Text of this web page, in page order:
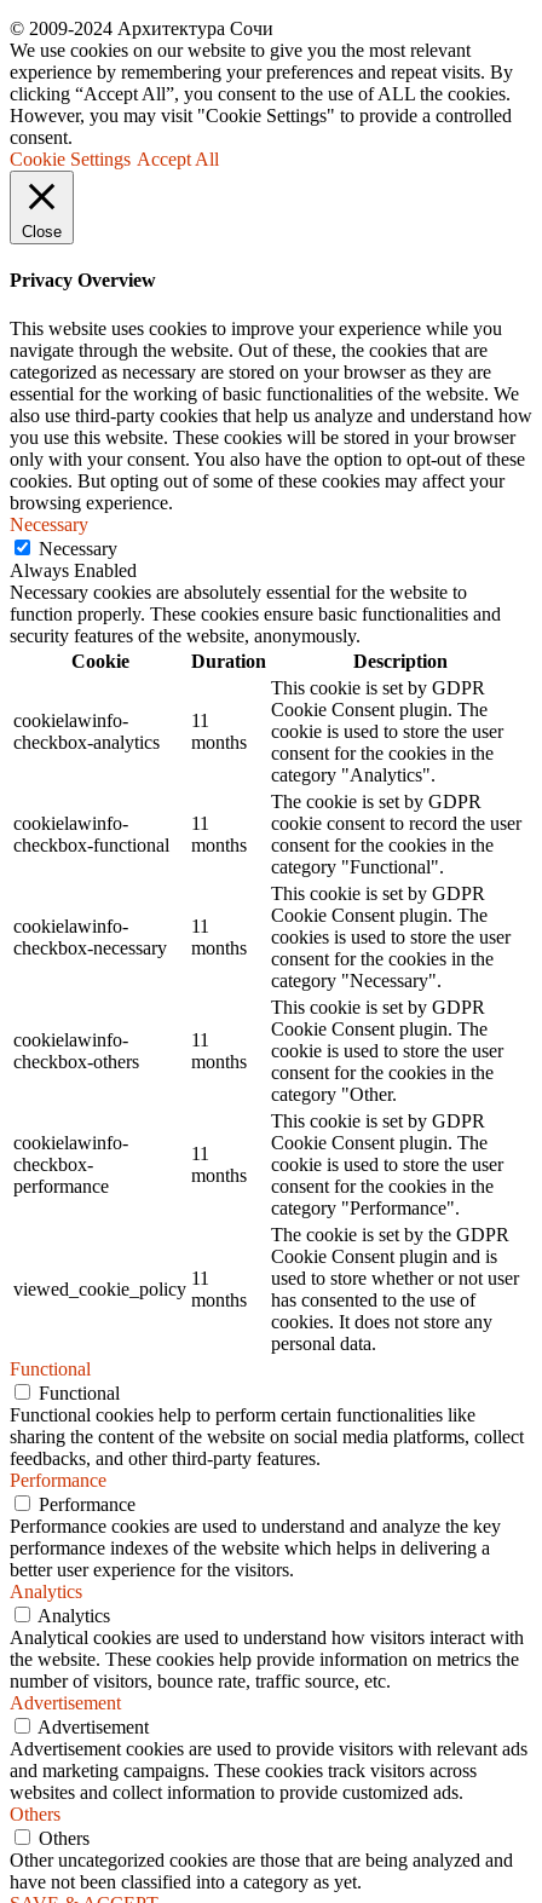
© 2009-2024 Архитектура Сочи
We use cookies on our website to give you the most relevant
experience by remembering your preferences and repeat visits. By
clicking “Accept All”, you consent to the use of ALL the cookies.
However, you may visit "Cookie Settings" to provide a controlled
consent.
Cookie Settings Accept All
Close
Privacy Overview
This website uses cookies to improve your experience while you
navigate through the website. Out of these, the cookies that are
categorized as necessary are stored on your browser as they are
essential for the working of basic functionalities of the website. We
also use third-party cookies that help us analyze and understand how
you use this website. These cookies will be stored in your browser
only with your consent. You also have the option to opt-out of these
cookies. But opting out of some of these cookies may affect your
browsing experience.
Necessary
Necessary
Always Enabled
Necessary cookies are absolutely essential for the website to
function properly. These cookies ensure basic functionalities and
security features of the website, anonymously.
Cookie
Duration Description
cookielawinfo-
checkbox-analytics
11
months
This cookie is set by GDPR
Cookie Consent plugin. The
cookie is used to store the user
consent for the cookies in the
category "Analytics".
cookielawinfo-
checkbox-functional
11
months
The cookie is set by GDPR
cookie consent to record the user
consent for the cookies in the
category "Functional".
cookielawinfo-
checkbox-necessary
11
months
This cookie is set by GDPR
Cookie Consent plugin. The
cookies is used to store the user
consent for the cookies in the
category "Necessary".
cookielawinfo-
checkbox-others
11
months
This cookie is set by GDPR
Cookie Consent plugin. The
cookie is used to store the user
consent for the cookies in the
category "Other.
cookielawinfo-
checkbox-
performance
11
months
This cookie is set by GDPR
Cookie Consent plugin. The
cookie is used to store the user
consent for the cookies in the
category "Performance".
viewed_cookie_policy
11
months
The cookie is set by the GDPR
Cookie Consent plugin and is
used to store whether or not user
has consented to the use of
cookies. It does not store any
personal data.
Functional
Functional
Functional cookies help to perform certain functionalities like
sharing the content of the website on social media platforms, collect
feedbacks, and other third-party features.
Performance
Performance
Performance cookies are used to understand and analyze the key
performance indexes of the website which helps in delivering a
better user experience for the visitors.
Analytics
Analytics
Analytical cookies are used to understand how visitors interact with
the website. These cookies help provide information on metrics the
number of visitors, bounce rate, traffic source, etc.
Advertisement
Advertisement
Advertisement cookies are used to provide visitors with relevant ads
and marketing campaigns. These cookies track visitors across
websites and collect information to provide customized ads.
Others
Others
Other uncategorized cookies are those that are being analyzed and
have not been classified into a category as yet.